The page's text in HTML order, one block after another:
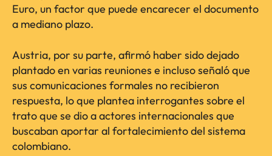
Euro, un factor que puede encarecer el documento
a mediano plazo.
Austria, por su parte, afirmó haber sido dejado
plantado en varias reuniones e incluso señaló que
sus comunicaciones formales no recibieron
respuesta, lo que plantea interrogantes sobre el
trato que se dio a actores internacionales que
buscaban aportar al fortalecimiento del sistema
colombiano.